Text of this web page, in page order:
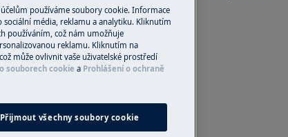
přímo domů.
Do internetového obchodu
Objednejte si servis
používáme soubory cookie. Informace
média, reklamu a analytiku. Kliknutím
používáním, což nám umožňuje
reklamu. Kliknutím na
může ovlivnit vaše uživatelské prostředí
souborech cookie a Prohlášení o ochraně
Přijmout všechny soubory cookie